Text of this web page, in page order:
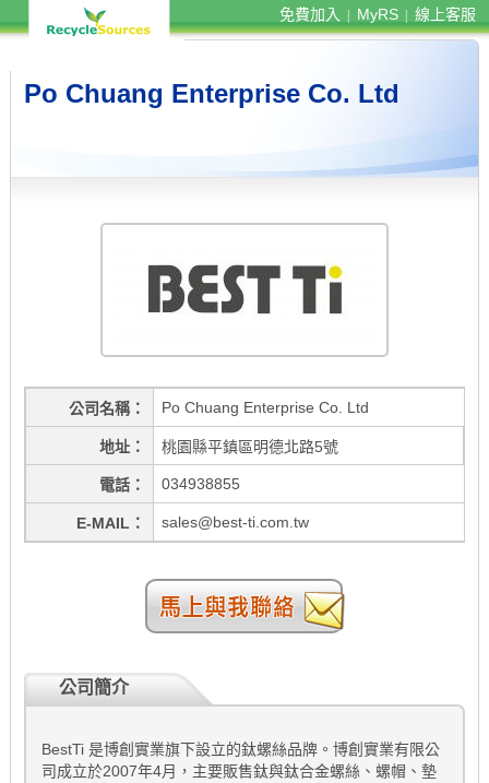
免費加入 MyRS 線上客服
Po Chuang Enterprise Co. Ltd
公司名稱 Po Chuang Enterprise Co. Ltd
地址 桃園縣平鎮區明德北路5號
電話 034938855
E-MAIL sales@best-ti.com.tw
公司簡介
BestTi 是博創實業旗下設立的鈦螺絲品牌。博創實業有限公
司成立於2007年4月，主要販售鈦與鈦合金螺絲、螺帽、墊